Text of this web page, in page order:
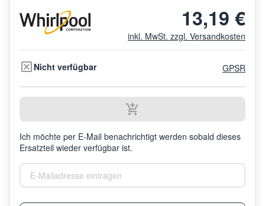
13,19 €
inkl. MwSt. zzgl. Versandkosten
Nicht verfügbar GPSR
Ich möchte per E-Mail benachrichtigt werden sobald dieses
Ersatzteil wieder verfügbar ist.
E-Mailadresse eintragen